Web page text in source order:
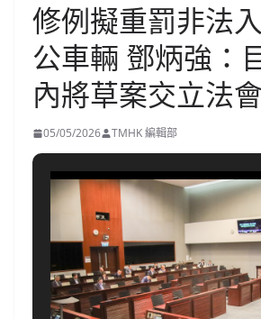
修例擬重罰非法
公車輛 鄧炳強：
內將草案交立法會
05/05/2026 TMHK 編輯部